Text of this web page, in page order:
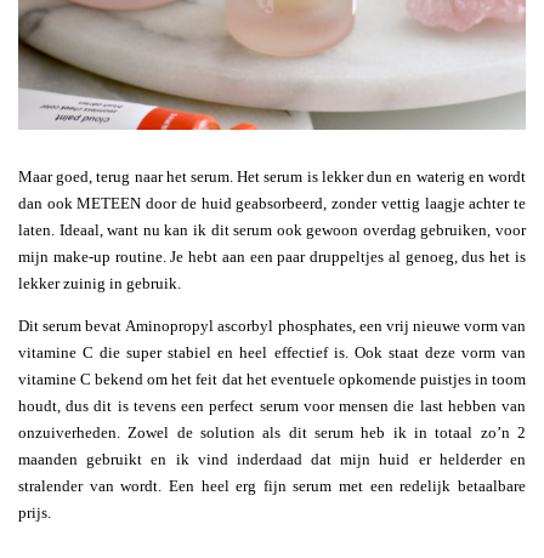
Maar goed, terug naar het serum. Het serum is lekker dun en waterig en wordt
dan ook METEEN door de huid geabsorbeerd, zonder vettig laagje achter te
laten. Ideaal, want nu kan ik dit serum ook gewoon overdag gebruiken, voor
mijn make-up routine. Je hebt aan een paar druppeltjes al genoeg, dus het is
lekker zuinig in gebruik.
Dit serum bevat Aminopropyl ascorbyl phosphates, een vrij nieuwe vorm van
vitamine C die super stabiel en heel effectief is. Ook staat deze vorm van
vitamine C bekend om het feit dat het eventuele opkomende puistjes in toom
houdt, dus dit is tevens een perfect serum voor mensen die last hebben van
onzuiverheden. Zowel de solution als dit serum heb ik in totaal zo’n 2
maanden gebruikt en ik vind inderdaad dat mijn huid er helderder en
stralender van wordt. Een heel erg fijn serum met een redelijk betaalbare
prijs.